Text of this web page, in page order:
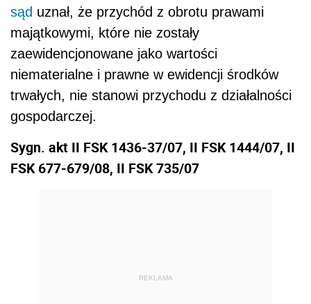
sąd uznał, że przychód z obrotu prawami
majątkowymi, które nie zostały
zaewidencjonowane jako wartości
niematerialne i prawne w ewidencji środków
trwałych, nie stanowi przychodu z działalności
gospodarczej.
Sygn. akt II FSK 1436-37/07, II FSK 1444/07, II
FSK 677-679/08, II FSK 735/07
REKLAMA